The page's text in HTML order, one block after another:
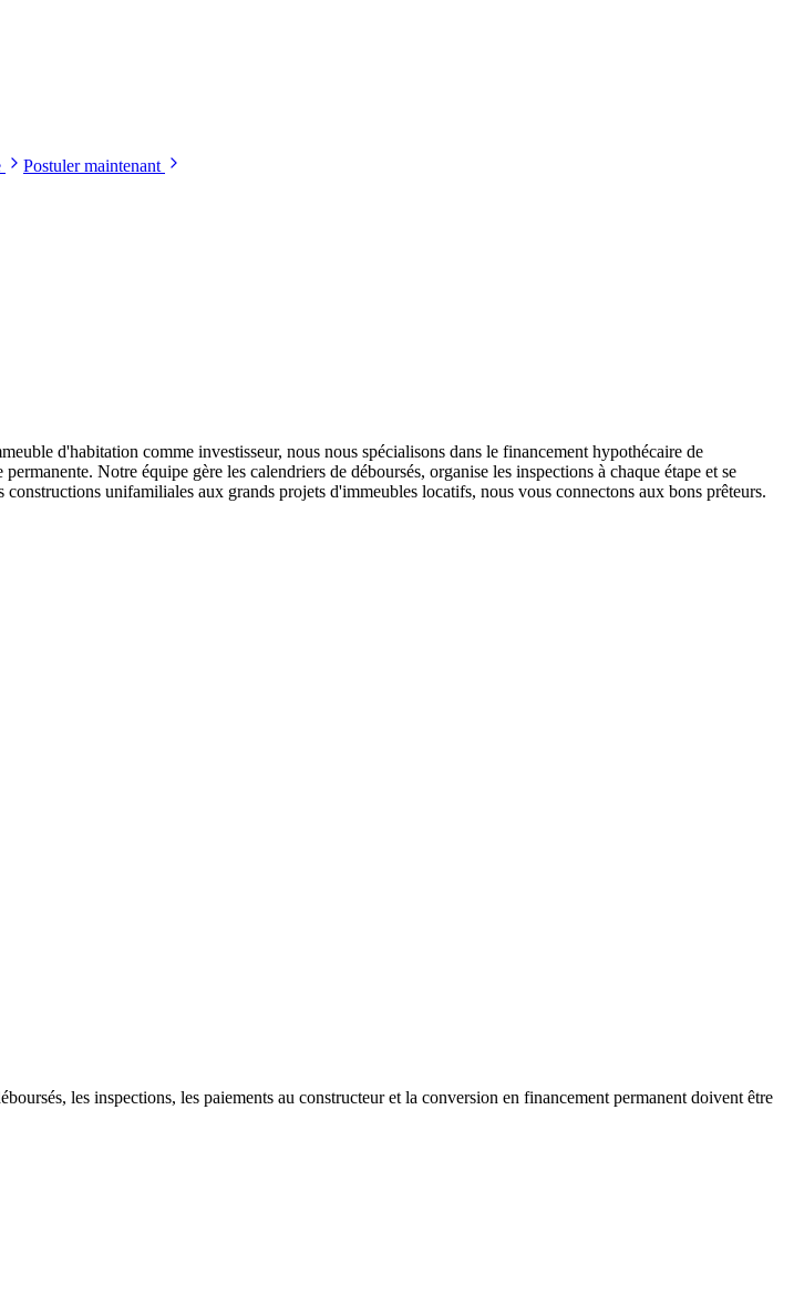
Postuler maintenant
d'habitation comme investisseur, nous nous spécialisons dans le financement hypothécaire de
Notre équipe gère les calendriers de déboursés, organise les inspections à chaque étape et se
unifamiliales aux grands projets d'immeubles locatifs, nous vous connectons aux bons prêteurs.
les inspections, les paiements au constructeur et la conversion en financement permanent doivent être